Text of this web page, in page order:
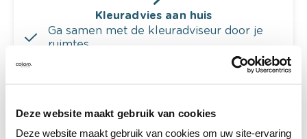
Deze website maakt gebruik van cookies
Deze website maakt gebruik van cookies om uw site-ervaring
Kleuradvies aan huis
Ga samen met de kleuradviseur door je
ruimtes.
Krijg kleuradvies op basis van de lichtinval
Krijg ineens een technologische check-up
van je muren.